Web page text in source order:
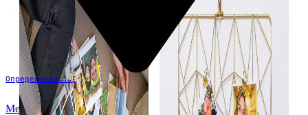
Определение...
Меню